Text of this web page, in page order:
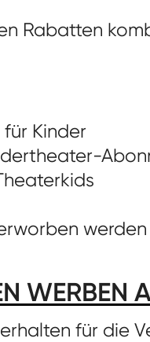
Rabatten
Kinder
werden
WERBEN
für die